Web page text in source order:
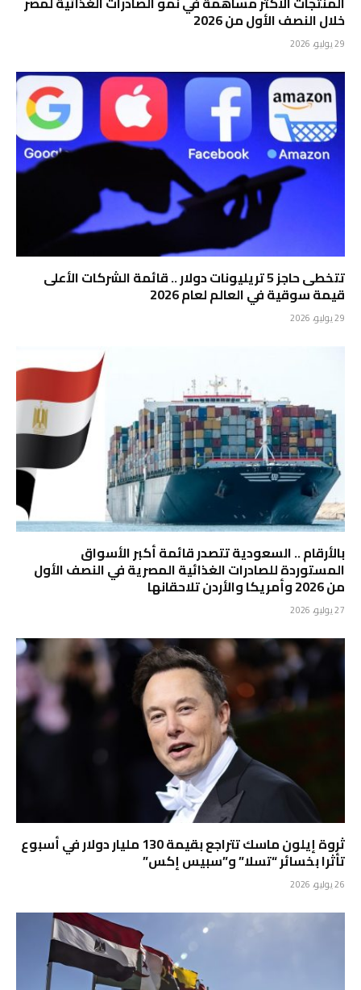
خلال النصف الأول من 2026
29 يوليو، 2026
تتخطى حاجز 5 تريليونات دولار .. قائمة الشركات الأعلى
قيمة سوقية في العالم لعام 2026
29 يوليو، 2026
بالأرقام .. السعودية تتصدر قائمة أكبر الأسواق
المستوردة للصادرات الغذائية المصرية في النصف الأول
من 2026 وأمريكا والأردن تلاحقانها
27 يوليو، 2026
ثروة إيلون ماسك تتراجع بقيمة 130 مليار دولار في أسبوع
تأثرا بخسائر “تسلا” و”سبيس إكس”
26 يوليو، 2026